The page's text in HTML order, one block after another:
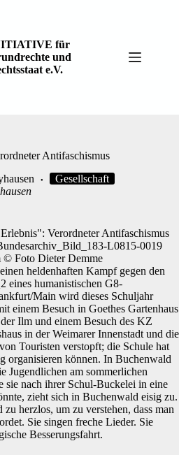
für
und
e.V.
Antifaschismus
Gesellschaft
L0815-0019
© Foto Dieter Demme
heldenhaften Kampf gegen den
eines humanistischen G8-
Main wird dieses Schuljahr
einem Besuch in Goethes Gartenhaus
Ilm und einem Besuch des KZ
in der Weimarer Innenstadt und die
Touristen verstopft; die Schule hat
organisieren können. In Buchenwald
Jugendlichen am sommerlichen
sie nach ihrer Schul-Buckelei in eine
zieht sich in Buchenwald eisig zu.
herzlos, um zu verstehen, dass man
Sie singen freche Lieder. Sie
Besserungsfahrt.